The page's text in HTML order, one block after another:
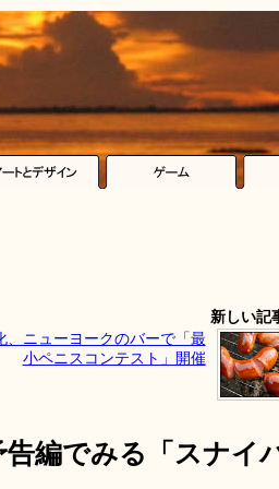
新しい記
、ニューヨークのバーで「最
小ペニスコンテスト」開催
編でみる「スナイ